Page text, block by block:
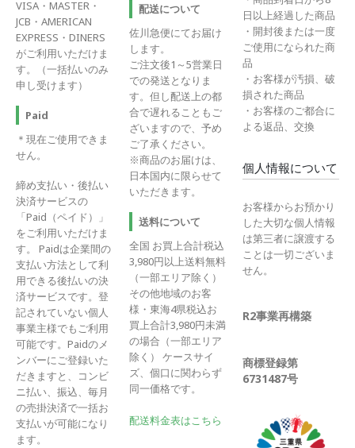
VISA・MASTER・
JCB・AMERICAN
EXPRESS・DINERS
がご利用いただけま
す。（一括払いのみ
申し受けます）
Paid
＊現在ご使用できま
せん。
締め支払い・後払い
決済サービスの
「Paid（ペイド）」
をご利用いただけま
す。 Paidは企業間の
支払い方法として利
用できる後払いの決
済サービスです。登
記されていない個人
事業主様でもご利用
可能です。Paidのメ
ンバーにご登録いた
だきますと、コンビ
ニ払い、振込、毎月
の売掛決済で一括お
支払いが可能になり
ます。
配送について
佐川急便にてお届け
します。
ご注文後1～5営業日
での発送となりま
す。但し配送上の都
合で遅れることもご
ざいますので、予め
ご了承ください。
※商品のお届けは、
日本国内に限らせて
いただきます。
送料について
全国 お買上合計税込
3,980円以上送料無料
（一部エリア除く）
その他地域のお客
様・東海4県税込お
買上合計3,980円未満
の場合（一部エリア
除く） ケースサイ
ズ、個口に関わらず
同一価格です。
配送料金表はこちら
日以上経過した商品
・開封後または一度
ご使用になられた商
品
・お客様が汚損、破
損された商品
・お客様のご都合に
よる返品、交換
個人情報について
お客様からお預かり
した大切な個人情報
は第三者に譲渡する
ことは一切ございま
せん。
R2事業再構築
商標登録第
6731487号